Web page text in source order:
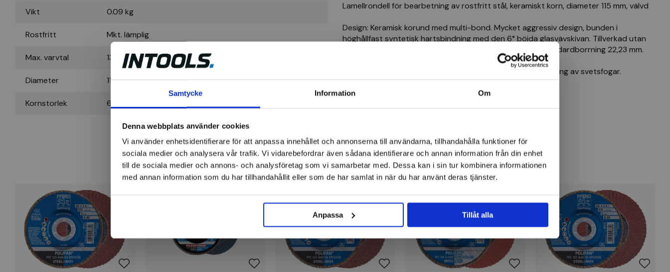
Samtycke Information Om
Denna webbplats använder cookies
Vi använder enhetsidentifierare för att anpassa innehållet och annonserna till användarna, tillhandahålla funktioner för
sociala medier och analysera vår trafik. Vi vidarebefordrar även sådana identifierare och annan information från din enhet
till de sociala medier och annons- och analysföretag som vi samarbetar med. Dessa kan i sin tur kombinera informationen
med annan information som du har tillhandahållit eller som de har samlat in när du har använt deras tjänster.
Anpassa Tillåt alla
Vikt 0.09 kg
Rostfritt Mkt. lämplig
Max. varvtal 13300 r/min
Diameter 115 mm
Kornstorlek 60
Lamellrondell för bearbetning av rostfritt stål, keramiskt korn, diameter 115 mm, välvd
Design: Keramisk korund med multi-bond. Mycket aggressiv design, bunden i
höghållfast syntetisk hartsbindning med den 6° böjda glasvävskivan. Tillverkad utan
tillsats av fyllmedel som innehåller järn, svavel och klor. Standardborrning 22,23 mm.
Användningsområde: Idealisk för kantslipning och bearbetning av svetsfogar.
FORMAT Slipmoppskiva, 6 grader böjd 115 mm K 60 - (INOX)
Lamellrondeller